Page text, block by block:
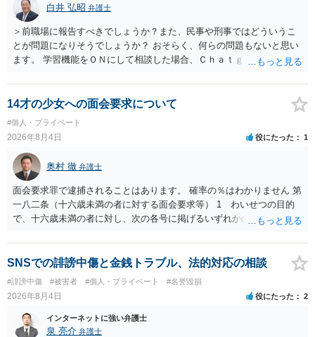
白井 弘昭 弁護士
＞前職場に報告すべきでしょうか？また、民事や刑事ではどういうこ
とが問題になりそうでしょうか？ おそらく、何らの問題もないと思い
ます。 学習機能をＯＮにして相談した場合、Ｃｈａｔｇｐｔがｏｐｅ
する可能性がありますが、個人名や会社名を特定していない限り、一
般論として抽象化されて回答に織り込まれる可能性が生じるにすぎま
せんので、その情報自体が、秘密情報に当たるとは思えませんし、名
誉棄損として、個人や会社に対する誹謗中傷の不特定多数への公開に
当たるとも思われません。 もちろん、誰がその内容をｃｈａｔｇｐｔ
に入力したかも第三者にしられることはないので、個人や会社の特定
をせずに書き込んだことで（おそらく特定して書き込んだとして
も）、相談者さんが刑事民事の責任に問われることはないでしょう。
私見ながらご参考まで。
14才の少女への面会要求について
#個人・プライベート
2026年8月4日 役にたった 1
奥村 徹 弁護士
面会要求罪で逮捕されることはあります。 確率の％はわかりません 第
一八二条（十六歳未満の者に対する面会要求等） 1 わいせつの目的
で、十六歳未満の者に対し、次の各号に掲げるいずれかの行為をした
が生まれた日より五年以上前の日に生まれた者に限る。）は、一年以
下の拘禁刑又は五十万円以下の罰金に処する。 一 威迫し、偽計を用
い又は誘惑して面会を要求すること。 二 拒まれたにもかかわらず、
反復して面会を要求すること。 三 金銭その他の利益を供与し、又は
その申込み若しくは約束をして面会を要求すること。 2前項の罪を犯
し、よってわいせつの目的で当該十六歳未満の者と面会をした者は、
二年以下の拘禁刑又は百万円以下の罰金に処する。
SNSでの誹謗中傷と金銭トラブル、法的対応の相談
#誹謗中傷 #被害者 #個人・プライベート #名誉毀損
2026年8月4日 役にたった 2
インターネットに強い弁護士
泉 亮介 弁護士